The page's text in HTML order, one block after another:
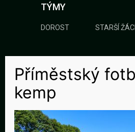
TÝMY
DOROST STARŠÍ ŽÁCI
KLUB
KONTAKTY